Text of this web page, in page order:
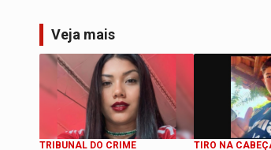
Veja mais
TRIBUNAL DO CRIME TIRO NA